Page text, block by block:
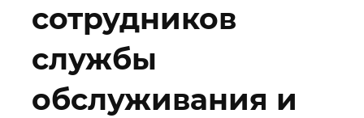
сотрудников
службы
обслуживания и